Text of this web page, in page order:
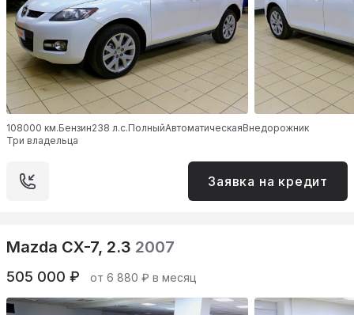
108000 км.Бензин238 л.с.ПолныйАвтоматическаяВнедорожник
Три владельца
Заявка на кредит
Mazda CX-7, 2.3 2007
505 000 ₽ от 6 880 ₽ в месяц